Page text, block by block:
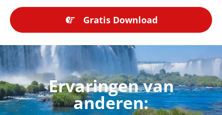
Gratis Download
Ervaringen van
anderen: